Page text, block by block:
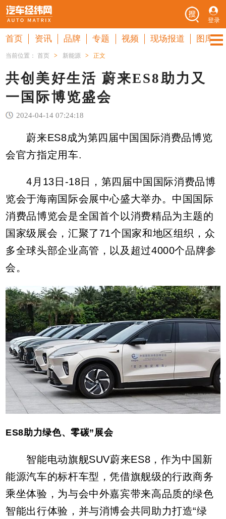
登录
首页 资讯 品牌 专题 视频 现场报道 图库
当前位置：首页 > 新能源 > 正文
共创美好生活 蔚来ES8助力又
一国际博览盛会
2024-04-14 07:24:18
蔚来ES8成为第四届中国国际消费品博览
会官方指定用车.
4月13日-18日，第四届中国国际消费品博
览会于海南国际会展中心盛大举办。中国国际
消费品博览会是全国首个以消费精品为主题的
国家级展会，汇聚了71个国家和地区组织，众
多全球头部企业高管，以及超过4000个品牌参
会。
ES8助力绿色、零碳”展会
智能电动旗舰SUV蔚来ES8，作为中国新
能源汽车的标杆车型，凭借旗舰级的行政商务
乘坐体验，为与会中外嘉宾带来高品质的绿色
智能出行体验，并与消博会共同助力打造“绿